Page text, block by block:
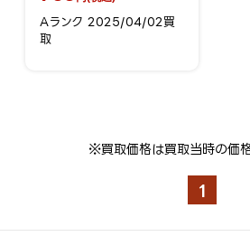
250HAS11-004K-3
Aランク 2025/04/02買
取
※買取価格は買取当時の価
1